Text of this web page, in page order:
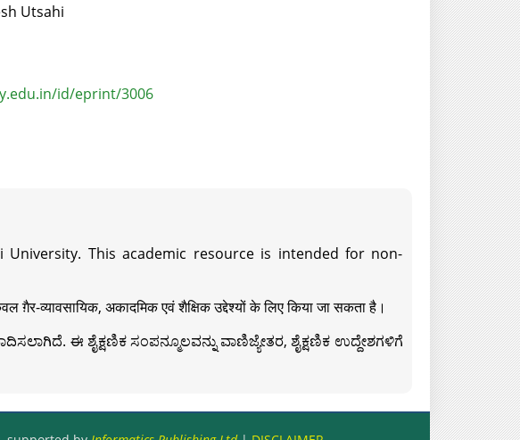
Utsahi
id/eprint/3006
This academic resource is intended for non-
ग़ैर-व्यावसायिक, अकादमिक एवं शैक्षिक उद्देश्यों के लिए किया जा सकता है।
ಈ ಶೈಕ್ಷಣಿಕ ಸಂಪನ್ಮೂಲವನ್ನು ವಾಣಿಜ್ಯೇತರ, ಶೈಕ್ಷಣಿಕ ಉದ್ದೇಶಗಳಿಗೆ